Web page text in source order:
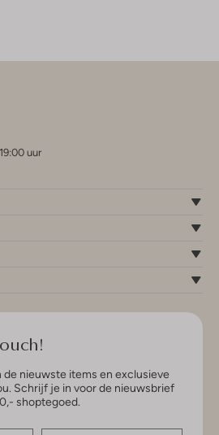
uur
de nieuwste items en exclusieve
Schrijf je in voor de nieuwsbrief
shoptegoed.